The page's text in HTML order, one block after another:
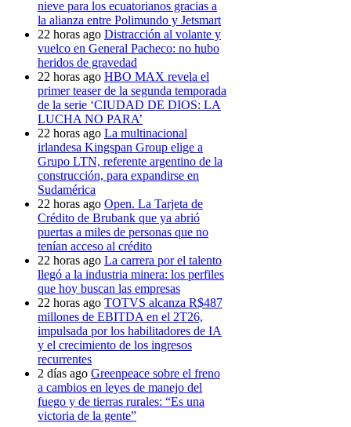
nieve para los ecuatorianos gracias a
la alianza entre Polimundo y Jetsmart
22 horas ago Distracción al volante y
vuelco en General Pacheco: no hubo
heridos de gravedad
22 horas ago HBO MAX revela el
primer teaser de la segunda temporada
de la serie ‘CIUDAD DE DIOS: LA
LUCHA NO PARA’
22 horas ago La multinacional
irlandesa Kingspan Group elige a
Grupo LTN, referente argentino de la
construcción, para expandirse en
Sudamérica
22 horas ago Open. La Tarjeta de
Crédito de Brubank que ya abrió
puertas a miles de personas que no
tenían acceso al crédito
22 horas ago La carrera por el talento
llegó a la industria minera: los perfiles
que hoy buscan las empresas
22 horas ago TOTVS alcanza R$487
millones de EBITDA en el 2T26,
impulsada por los habilitadores de IA
y el crecimiento de los ingresos
recurrentes
2 días ago Greenpeace sobre el freno
a cambios en leyes de manejo del
fuego y de tierras rurales: “Es una
victoria de la gente”